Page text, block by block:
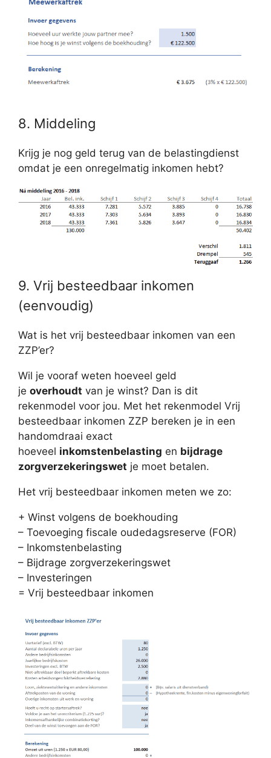
8. Middeling
Krijg je nog geld terug van de belastingdienst
omdat je een onregelmatig inkomen hebt?
9. Vrij besteedbaar inkomen
(eenvoudig)
Wat is het vrij besteedbaar inkomen van een
ZZP’er?
Wil je vooraf weten hoeveel geld
je overhoudt van je winst? Dan is dit
rekenmodel voor jou. Met het rekenmodel Vrij
besteedbaar inkomen ZZP bereken je in een
handomdraai exact
hoeveel inkomstenbelasting en bijdrage
zorgverzekeringswet je moet betalen.
Het vrij besteedbaar inkomen meten we zo:
+ Winst volgens de boekhouding
– Toevoeging fiscale oudedagsreserve (FOR)
– Inkomstenbelasting
– Bijdrage zorgverzekeringswet
– Investeringen
= Vrij besteedbaar inkomen